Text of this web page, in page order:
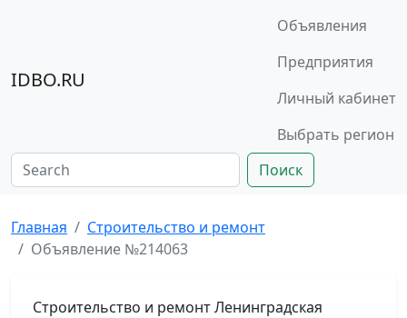
IDBO.RU
Объявления
Предприятия
Личный кабинет
Выбрать регион
Поиск
Главная
Строительство и ремонт
Объявление №214063
Строительство и ремонтЛенинградская